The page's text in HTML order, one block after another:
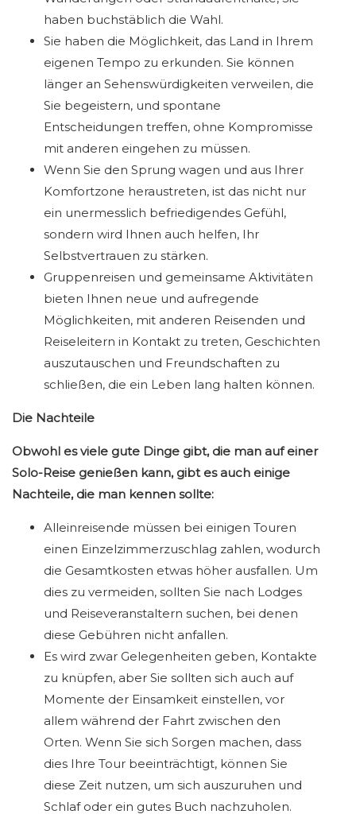
haben buchstäblich die Wahl.
Sie haben die Möglichkeit, das Land in Ihrem
eigenen Tempo zu erkunden. Sie können
länger an Sehenswürdigkeiten verweilen, die
Sie begeistern, und spontane
Entscheidungen treffen, ohne Kompromisse
mit anderen eingehen zu müssen.
Wenn Sie den Sprung wagen und aus Ihrer
Komfortzone heraustreten, ist das nicht nur
ein unermesslich befriedigendes Gefühl,
sondern wird Ihnen auch helfen, Ihr
Selbstvertrauen zu stärken.
Gruppenreisen und gemeinsame Aktivitäten
bieten Ihnen neue und aufregende
Möglichkeiten, mit anderen Reisenden und
Reiseleitern in Kontakt zu treten, Geschichten
auszutauschen und Freundschaften zu
schließen, die ein Leben lang halten können.
Die Nachteile
Obwohl es viele gute Dinge gibt, die man auf einer
Solo-Reise genießen kann, gibt es auch einige
Nachteile, die man kennen sollte:
Alleinreisende müssen bei einigen Touren
einen Einzelzimmerzuschlag zahlen, wodurch
die Gesamtkosten etwas höher ausfallen. Um
dies zu vermeiden, sollten Sie nach Lodges
und Reiseveranstaltern suchen, bei denen
diese Gebühren nicht anfallen.
Es wird zwar Gelegenheiten geben, Kontakte
zu knüpfen, aber Sie sollten sich auch auf
Momente der Einsamkeit einstellen, vor
allem während der Fahrt zwischen den
Orten. Wenn Sie sich Sorgen machen, dass
dies Ihre Tour beeinträchtigt, können Sie
diese Zeit nutzen, um sich auszuruhen und
Schlaf oder ein gutes Buch nachzuholen.